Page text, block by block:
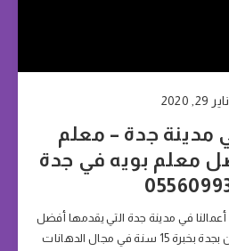
29, 2020
مدينة جدة – معلم
معلم بويه في جدة
في مدينة جدة التي يقدمها أفضل
معلم بويه بجدة ، معلم دهان بجدة بخبرة 15 سنة في مجال الدهانات